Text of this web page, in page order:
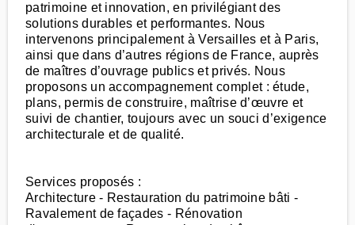
patrimoine et innovation, en privilégiant des
solutions durables et performantes. Nous
intervenons principalement à Versailles et à Paris,
ainsi que dans d’autres régions de France, auprès
de maîtres d’ouvrage publics et privés. Nous
proposons un accompagnement complet : étude,
plans, permis de construire, maîtrise d’œuvre et
suivi de chantier, toujours avec un souci d’exigence
architecturale et de qualité.
Services proposés :
Architecture - Restauration du patrimoine bâti -
Ravalement de façades - Rénovation